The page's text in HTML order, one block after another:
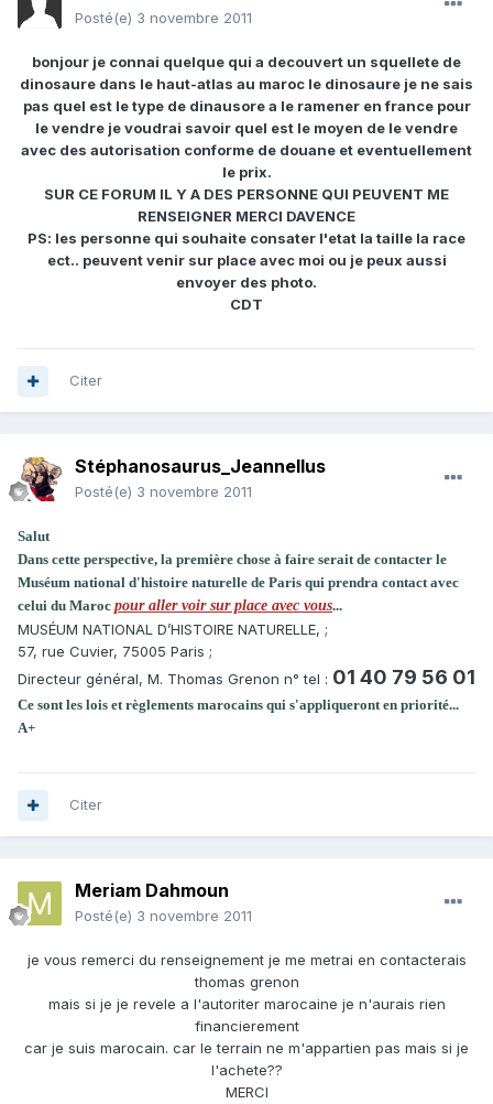
Posté(e) 3 novembre 2011
bonjour je connai quelque qui a decouvert un squellete de
dinosaure dans le haut-atlas au maroc le dinosaure je ne sais
pas quel est le type de dinausore a le ramener en france pour
le vendre je voudrai savoir quel est le moyen de le vendre
avec des autorisation conforme de douane et eventuellement
le prix.
SUR CE FORUM IL Y A DES PERSONNE QUI PEUVENT ME
RENSEIGNER MERCI DAVENCE
PS: les personne qui souhaite consater l'etat la taille la race
ect.. peuvent venir sur place avec moi ou je peux aussi
envoyer des photo.
CDT
Citer
Stéphanosaurus_Jeannellus
Posté(e) 3 novembre 2011
Salut
Dans cette perspective, la première chose à faire serait de contacter le
Muséum national d'histoire naturelle de Paris qui prendra contact avec
celui du Maroc pour aller voir sur place avec vous...
MUSÉUM NATIONAL D’HISTOIRE NATURELLE, ;
57, rue Cuvier, 75005 Paris ;
Directeur général, M. Thomas Grenon n° tel : 01 40 79 56 01
Ce sont les lois et règlements marocains qui s'appliqueront en priorité...
A+
Citer
Meriam Dahmoun
Posté(e) 3 novembre 2011
je vous remerci du renseignement je me metrai en contacterais
thomas grenon
mais si je je revele a l'autoriter marocaine je n'aurais rien
financierement
car je suis marocain. car le terrain ne m'appartien pas mais si je
l'achete??
MERCI